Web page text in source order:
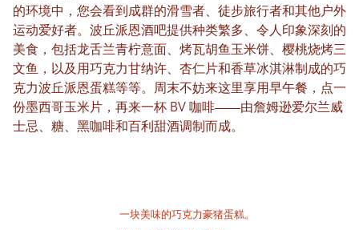
的环境中，您会看到成群的滑雪者、徒步旅行者和其他户外
运动爱好者。波丘派恩酒吧提供种类繁多、令人印象深刻的
美食，包括龙舌兰青柠意面、烤瓦胡鱼玉米饼、樱桃烧烤三
文鱼，以及用巧克力甘纳许、杏仁片和香草冰淇淋制成的巧
克力波丘派恩蛋糕等等。周末不妨来这里享用早午餐，点一
份墨西哥玉米片，再来一杯 BV 咖啡——由詹姆逊爱尔兰威
士忌、糖、黑咖啡和百利甜酒调制而成。
一块美味的巧克力豪猪蛋糕。